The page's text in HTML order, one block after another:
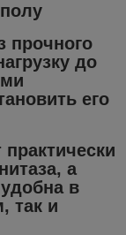
прочного
до
его
а
в
так и